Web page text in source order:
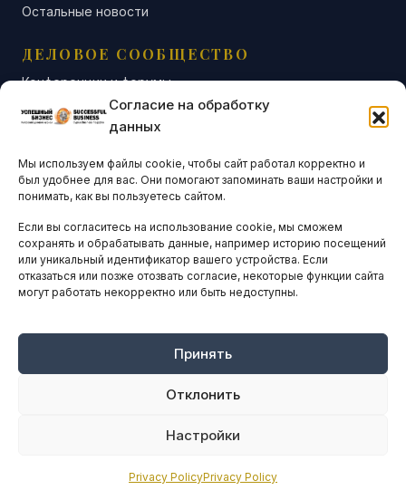
Согласие на обработку
данных
Мы используем файлы cookie, чтобы сайт работал корректно и
был удобнее для вас. Они помогают запоминать ваши настройки и
понимать, как вы пользуетесь сайтом.
Если вы согласитесь на использование cookie, мы сможем
сохранять и обрабатывать данные, например историю посещений
или уникальный идентификатор вашего устройства. Если
отказаться или позже отозвать согласие, некоторые функции сайта
могут работать некорректно или быть недоступны.
Принять
Отклонить
Настройки
Privacy PolicyPrivacy Policy
Остальные новости
ДЕЛОВОЕ СООБЩЕСТВО
Конференции и форумы
Бизнес-клубы и ассоциации
Остальные новости
АНАЛИТИКА И СТАТИСТИКА
ARTICLES IN ENGLISH
НАВИГАЦИЯ
Оплата онлайн